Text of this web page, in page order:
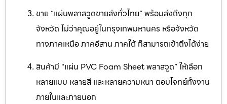
ขาย “แผ่นพลาสวูดขายส่งทั่วไทย” พร้อมส่งถึงทุก
จังหวัด ไม่ว่าคุณอยู่ในกรุงเทพมหานคร หรือจังหวัด
ทางภาคเหนือ ภาคอีสาน ภาคใต้ ก็สามารถเข้าถึงได้ง่าย
สินค้ามี “แผ่น PVC Foam Sheet พลาสวูด” ให้เลือก
หลายแบบ หลายสี และหลายความหนา ตอบโจทย์ทั้งงาน
ภายในและภายนอก